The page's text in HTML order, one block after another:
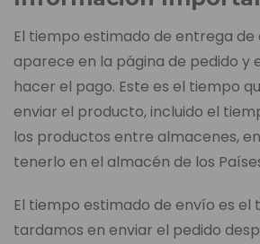
El tiempo estimado de entrega
aparece en la página de pedido y
hacer el pago. Este es el tiempo
enviar el producto, incluido el
los productos entre almacenes,
tenerlo en el almacén de los
El tiempo estimado de envío es el
tardamos en enviar el pedido